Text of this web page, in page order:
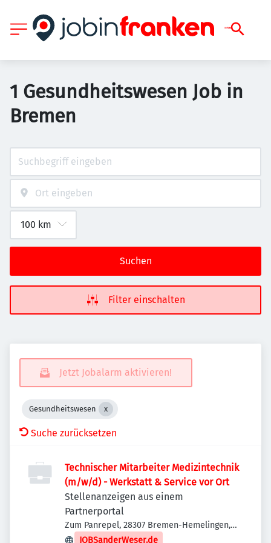
1 Gesundheitswesen Job in
Bremen
Suchen
Filter einschalten
Jetzt Jobalarm aktivieren!
Gesundheitswesen
Suche zurücksetzen
Technischer Mitarbeiter Medizintechnik
(m/w/d) - Werkstatt & Service vor Ort
Stellenanzeigen aus einem
Partnerportal
Zum Panrepel, 28307 Bremen-Hemelingen,
Deutschland
JOBSanderWeser.de